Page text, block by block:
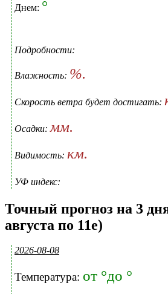
Днем: °
Подробности:
Влажность: %.
Скорость ветра будет достигать:
Осадки:мм.
Видимость: км.
УФ индекс:
Точный прогноз на 3
августа по 11е)
2026-08-08
Температура: от °до °